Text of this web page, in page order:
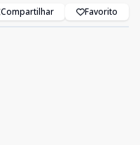
Compartilhar Favorito